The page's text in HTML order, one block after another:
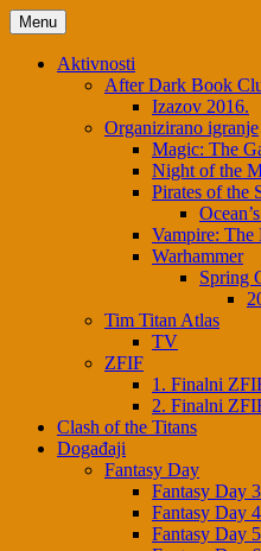
Skip
to
content
Menu
Aktivnosti
After Dark Book
Izazov 2016.
Organizirano igranje
Magic: The
Night of the
Pirates of the
Vampire: The
Warhammer
Spring
Tim Titan Atlas
TV
ZFIF
1. Finalni
2. Finalni
Clash of the Titans
Događaji
Fantasy Day
Fantasy Day 3
Fantasy Day 4
Fantasy Day 5